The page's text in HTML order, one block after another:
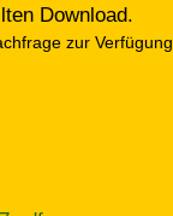
Download.
zur Verfügung.